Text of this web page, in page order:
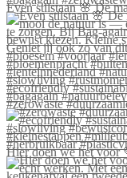
Even stilstaan 🌸 De
#zerowaste
Hier doen we het voor